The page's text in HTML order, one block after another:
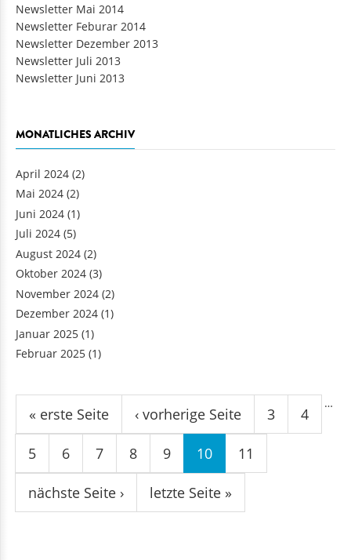
Newsletter Mai 2014
Newsletter Feburar 2014
Newsletter Dezember 2013
Newsletter Juli 2013
Newsletter Juni 2013
MONATLICHES ARCHIV
April 2024 (2)
Mai 2024 (2)
Juni 2024 (1)
Juli 2024 (5)
August 2024 (2)
Oktober 2024 (3)
November 2024 (2)
Dezember 2024 (1)
Januar 2025 (1)
Februar 2025 (1)
Seiten
« erste Seite ‹ vorherige Seite
…
3 4
5 6 7 8 9 10 11
nächste Seite › letzte Seite »